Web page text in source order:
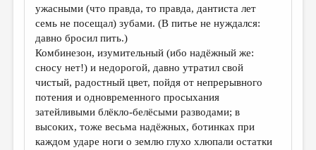
ужасными (что правда, то правда, дантиста лет
семь не посещал) зубами. (В питье не нуждался:
давно бросил пить.)
Комбинезон, изумительный (ибо надёжный же:
сносу нет!) и недорогой, давно утратил свой
чистый, радостный цвет, пойдя от непрерывного
потения и одновременного просыхания
затейливыми блёкло-белёсыми разводами; в
высоких, тоже весьма надёжных, ботинках при
каждом ударе ноги о землю глухо хлюпали остатки